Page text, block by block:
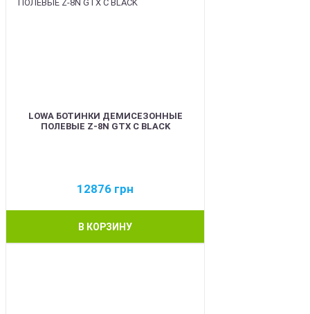
LOWA БОТИНКИ ДЕМИСЕЗОННЫЕ
ПОЛЕВЫЕ Z-8N GTX C BLACK
12876 грн
В КОРЗИНУ